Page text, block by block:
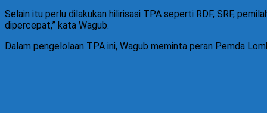
Selain itu perlu dilakukan hilirisasi TPA seperti RDF, SRF,
dipercepat,” kata Wagub.
Dalam pengelolaan TPA ini, Wagub meminta peran Pemda